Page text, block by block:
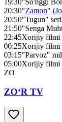
19:30"So'nggi
20:30"Zamon"
20:50"Tugun"
21:50"Senga
22:45Xorijiy filmi
00:25Xorijiy filmi
03:15"Parvoz"
05:00Xorijiy filmi
ZO
ZO‘R TV